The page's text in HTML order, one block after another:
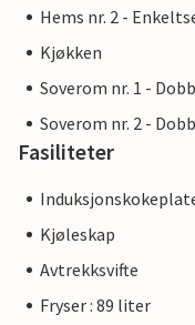
Hems nr. 2 -
Kjøkken
Soverom nr. 1 -
Soverom nr. 2 -
Fasiliteter
Kjøleskap
Avtrekksvifte
Fryser : 89 liter